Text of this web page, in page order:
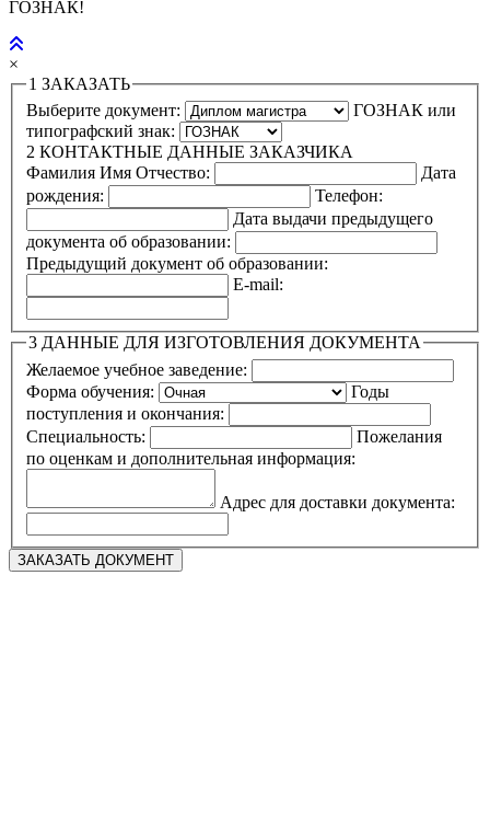
ГОЗНАК!
×
1 ЗАКАЗАТЬ
Выберите документ:
ГОЗНАК или
типографский знак:
2 КОНТАКТНЫЕ ДАННЫЕ ЗАКАЗЧИКА
Фамилия Имя Отчество:
Дата
рождения:
Телефон:
Дата выдачи предыдущего
документа об образовании:
Предыдущий документ об образовании:
E-mail:
3 ДАННЫЕ ДЛЯ ИЗГОТОВЛЕНИЯ ДОКУМЕНТА
Желаемое учебное заведение:
Форма обучения:
Годы
поступления и окончания:
Специальность:
Пожелания
по оценкам и дополнительная информация:
Адрес для доставки документа: